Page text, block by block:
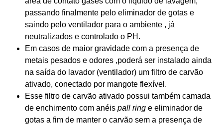
passando finalmente pelo eliminador de gotas e
saindo pelo ventilador para o ambiente , já
neutralizados e controlado o PH.
Em casos de maior gravidade com a presença de
metais pesados e odores ,poderá ser instalado ainda
na saída do lavador (ventilador) um filtro de carvão
ativado, conectado por mangote flexível.
Esse filtro de carvão ativado possui também camada
de enchimento com anéis pall ring e eliminador de
gotas a fim de manter o carvão sem a presença de